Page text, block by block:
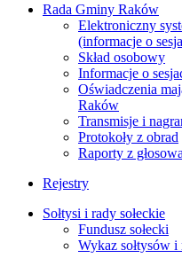
Rada Gminy Raków
Elektroniczny
(informacje o
Skład osobowy
Informacje o
Oświadczenia
Raków
Transmisje i
Protokoły z obrad
Raporty z
Rejestry
Sołtysi i rady sołeckie
Fundusz sołecki
Wykaz sołtysów i